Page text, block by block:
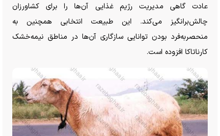
عادت گاهی مدیریت رژیم غذایی آن‌ها را برای کشاورزان
چالش‌برانگیز می‌کند. این طبیعت انتخابی همچنین به
منحصر‌به‌فرد بودن توانایی سازگاری آن‌ها در مناطق نیمه‌خشک
کارناتاکا افزوده است.